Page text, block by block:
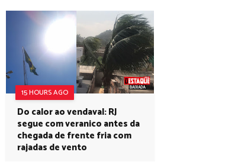
15 HOURS AGO
Do calor ao vendaval: RJ
segue com veranico antes da
chegada de frente fria com
rajadas de vento